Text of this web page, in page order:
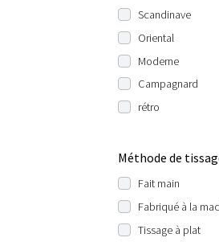
Scandinave
Oriental
Moderne
Campagnard
rétro
Méthode de
Fait main
Fabriqué à la
Tissage à plat